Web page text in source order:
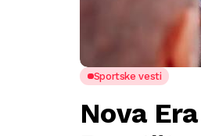
Sportske vesti
Nova